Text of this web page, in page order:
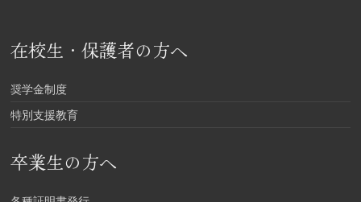
在校生・保護者の方へ
奨学金制度
特別支援教育
卒業生の方へ